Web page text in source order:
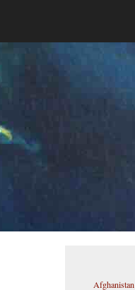
Afghanistan